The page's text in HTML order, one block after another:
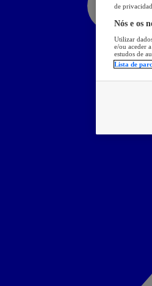
de
Nós e os
Utilizar
e/ou aceder
estudos de
Lista de